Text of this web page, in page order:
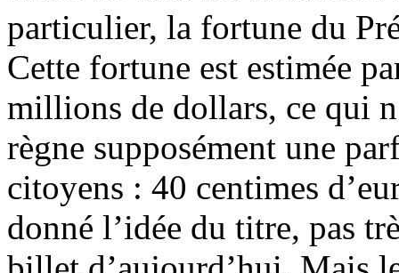
particulier, la fortune du
Cette fortune est estimée
millions de dollars, ce qui
règne supposément une
citoyens : 40 centimes
donné l’idée du titre, pas